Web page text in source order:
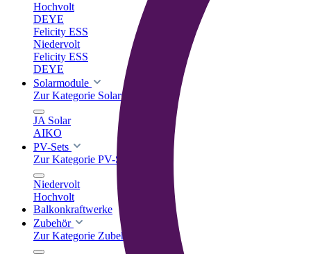
Hochvolt
DEYE
Felicity ESS
Niedervolt
Felicity ESS
DEYE
Solarmodule
Zur Kategorie Solarmodule
JA Solar
AIKO
PV-Sets
Zur Kategorie PV-Sets
Niedervolt
Hochvolt
Balkonkraftwerke
Zubehör
Zur Kategorie Zubehör